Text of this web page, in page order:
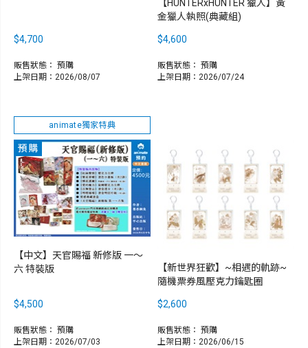
$4,700
販售狀態： 預購
上架日期：2026/08/07
【HUNTERxHUNTER 獵人】黃
金獵人執照(典藏組)
$4,600
販售狀態： 預購
上架日期：2026/07/24
animate獨家特典
【中文】天官賜福 新修版 一～
六 特裝版
$4,500
販售狀態： 預購
上架日期：2026/07/03
【新世界狂歡】~相遇的軌跡~
隨機票券風壓克力鑰匙圈
$2,600
販售狀態： 預購
上架日期：2026/06/15